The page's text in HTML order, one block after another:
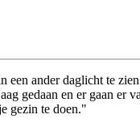
een ander daglicht te
gedaan en er gaan er
gezin te doen."